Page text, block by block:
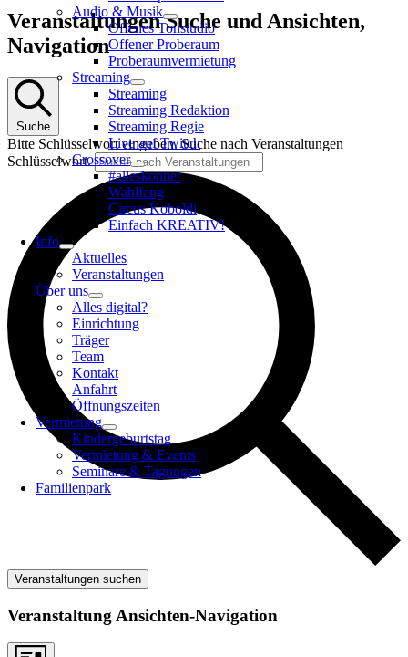
Audio & Musik
Offenes Tonstudio
Offener Proberaum
Proberaumvermietung
Streaming
Streaming
Streaming Redaktion
Streaming Regie
Live auf Twitch
Crossover
#alleskönner
Wahlfang
Circus Koboldi
Einfach KREATIV!
Info
Aktuelles
Veranstaltungen
Über uns
Alles digital?
Einrichtung
Träger
Team
Kontakt
Anfahrt
Öffnungszeiten
Vermietung
Kindergeburtstag
Vermietung & Events
Seminare & Tagungen
Familienpark
Veranstaltungen
Veranstaltungen Suche und Ansichten,
Navigation
Suche
Bitte Schlüsselwort eingeben. Suche nach Veranstaltungen
Schlüsselwort.
Veranstaltungen suchen
Veranstaltung Ansichten-Navigation